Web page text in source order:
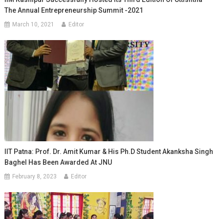
The Annual Entrepreneurship Summit -2021
March 10, 2021 Editor
IIT Patna: Prof. Dr. Amit Kumar & His Ph.D Student Akanksha Singh
Baghel Has Been Awarded At JNU
February 8, 2023 Editor